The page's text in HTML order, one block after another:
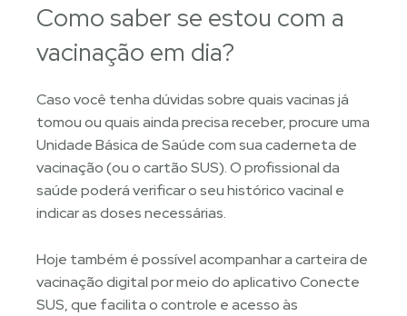
Como saber se estou com a
vacinação em dia?
Caso você tenha dúvidas sobre quais vacinas já
tomou ou quais ainda precisa receber, procure uma
Unidade Básica de Saúde com sua caderneta de
vacinação (ou o cartão SUS). O profissional da
saúde poderá verificar o seu histórico vacinal e
indicar as doses necessárias.
Hoje também é possível acompanhar a carteira de
vacinação digital por meio do aplicativo Conecte
SUS, que facilita o controle e acesso às